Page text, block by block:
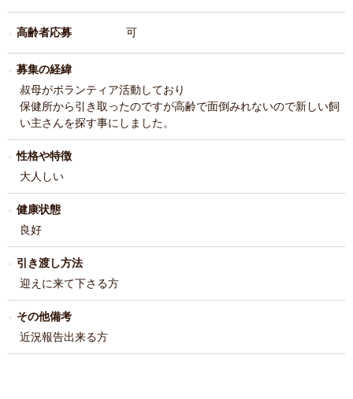
高齢者応募 可
募集の経緯
叔母がボランティア活動しており
保健所から引き取ったのですが高齢で面倒みれないので新しい飼
い主さんを探す事にしました。
性格や特徴
大人しい
健康状態
良好
引き渡し方法
迎えに来て下さる方
その他備考
近況報告出来る方